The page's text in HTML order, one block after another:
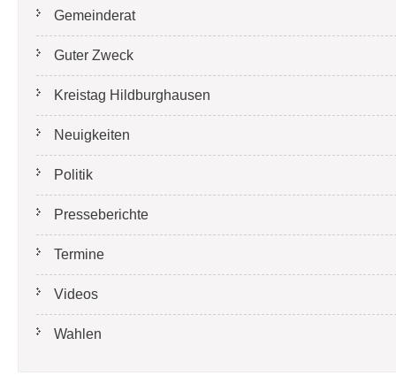
Gemeinderat
Guter Zweck
Kreistag Hildburghausen
Neuigkeiten
Politik
Presseberichte
Termine
Videos
Wahlen